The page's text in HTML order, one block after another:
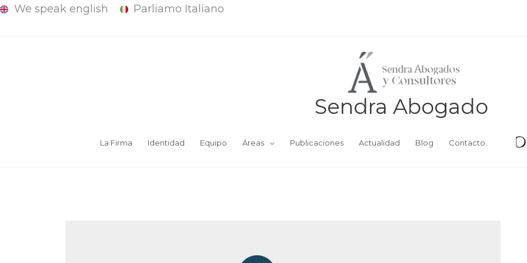
We speak english Parliamo Italiano
Sendra Abogado
La Firma Identidad Equipo Áreas Publicaciones Actualidad Blog Contacto